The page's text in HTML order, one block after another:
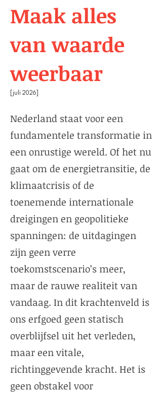
Maak alles
van waarde
weerbaar
[juli 2026]
Nederland staat voor een
fundamentele transformatie in
een onrustige wereld. Of het nu
gaat om de energietransitie, de
klimaatcrisis of de
toenemende internationale
dreigingen en geopolitieke
spanningen: de uitdagingen
zijn geen verre
toekomstscenario’s meer,
maar de rauwe realiteit van
vandaag. In dit krachtenveld is
ons erfgoed geen statisch
overblijfsel uit het verleden,
maar een vitale,
richtinggevende kracht. Het is
geen obstakel voor